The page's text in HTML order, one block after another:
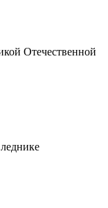
Отечественной